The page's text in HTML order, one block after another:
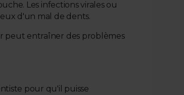
Les infections virales ou
d'un mal de dents.
peut entraîner des problèmes
pour qu'il puisse